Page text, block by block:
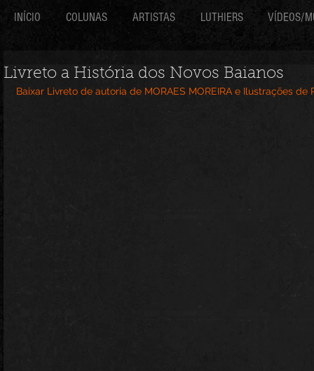
INÍCIO COLUNAS ARTISTAS LUTHIERS VÍDEOS/
Livreto a História dos Novos Baianos
Baixar Livreto de autoria de MORAES MOREIRA e Ilustrações de